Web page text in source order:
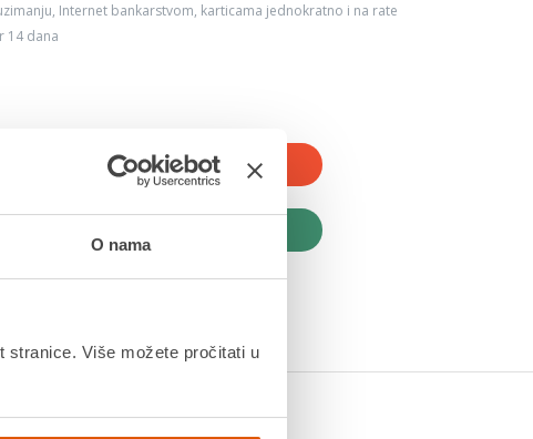
O nama
stranice. Više možete pročitati u
Internet bankarstvom, karticama jednokratno i na rate
14 dana
DODAJTE U KOŠARICU